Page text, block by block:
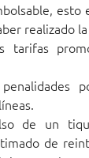
esto
realizado
tarifas
de un
de